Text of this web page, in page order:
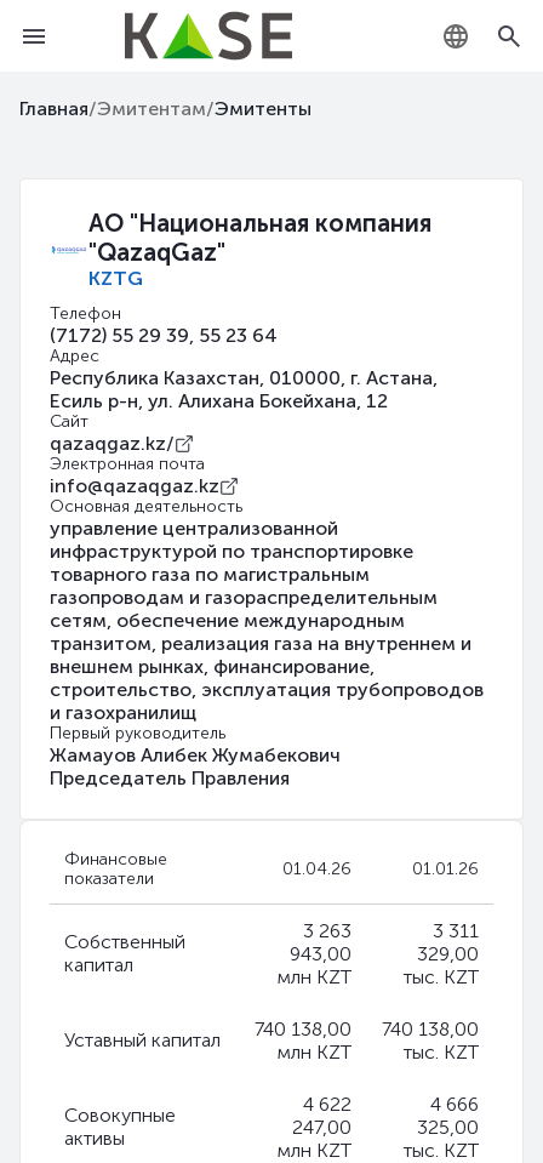
Главная/Эмитентам/Эмитенты
АО "Национальная компания
"QazaqGaz"
KZTG
Телефон
(7172) 55 29 39, 55 23 64
Адрес
Республика Казахстан, 010000, г. Астана,
Есиль р-н, ул. Алихана Бокейхана, 12
Сайт
qazaqgaz.kz/
Электронная почта
info@qazaqgaz.kz
Основная деятельность
управление централизованной
инфраструктурой по транспортировке
товарного газа по магистральным
газопроводам и газораспределительным
сетям, обеспечение международным
транзитом, реализация газа на внутреннем и
внешнем рынках, финансирование,
строительство, эксплуатация трубопроводов
и газохранилищ
Первый руководитель
Жамауов Алибек Жумабекович
Председатель Правления
Финансовые
показатели
01.04.26 01.01.26
Собственный
капитал
3 263
943,00
млн KZT
3 311
329,00
тыс. KZT
Уставный капитал
740 138,00
млн KZT
740 138,00
тыс. KZT
Совокупные
активы
4 622
247,00
млн KZT
4 666
325,00
тыс. KZT